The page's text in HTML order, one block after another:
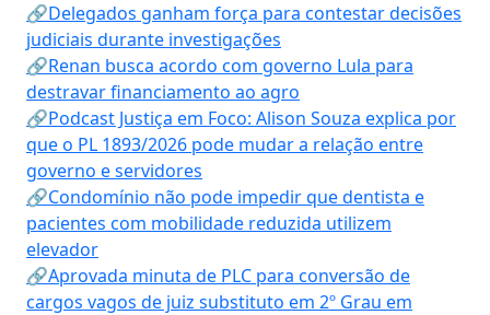
🔗Delegados ganham força para contestar decisões
judiciais durante investigações
🔗Renan busca acordo com governo Lula para
destravar financiamento ao agro
🔗Podcast Justiça em Foco: Alison Souza explica por
que o PL 1893/2026 pode mudar a relação entre
governo e servidores
🔗Condomínio não pode impedir que dentista e
pacientes com mobilidade reduzida utilizem
elevador
🔗Aprovada minuta de PLC para conversão de
cargos vagos de juiz substituto em 2º Grau em